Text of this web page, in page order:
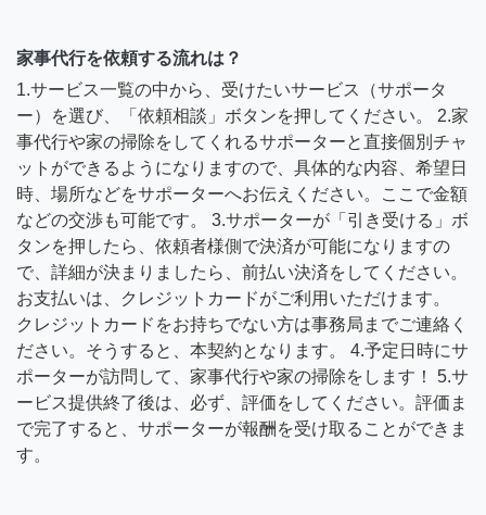
家事代行を依頼する流れは？
1.サービス一覧の中から、受けたいサービス（サポータ
ー）を選び、「依頼相談」ボタンを押してください。 2.家
事代行や家の掃除をしてくれるサポーターと直接個別チャ
ットができるようになりますので、具体的な内容、希望日
時、場所などをサポーターへお伝えください。ここで金額
などの交渉も可能です。 3.サポーターが「引き受ける」ボ
タンを押したら、依頼者様側で決済が可能になりますの
で、詳細が決まりましたら、前払い決済をしてください。
お支払いは、クレジットカードがご利用いただけます。
クレジットカードをお持ちでない方は事務局までご連絡く
ださい。そうすると、本契約となります。 4.予定日時にサ
ポーターが訪問して、家事代行や家の掃除をします！ 5.サ
ービス提供終了後は、必ず、評価をしてください。評価ま
で完了すると、サポーターが報酬を受け取ることができま
す。